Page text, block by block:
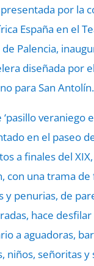
por la
España en el
Palencia,
diseñada por
para San Antolín.
‘pasillo veraniego
en el paseo
a finales del
con una trama
y penurias, de
hace desfilar
a aguadoras,
niños, señoritas y